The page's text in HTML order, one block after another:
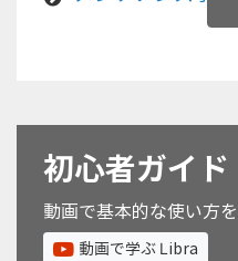
初心者ガイド
動画で基本的な使い方
動画で学ぶ Libra